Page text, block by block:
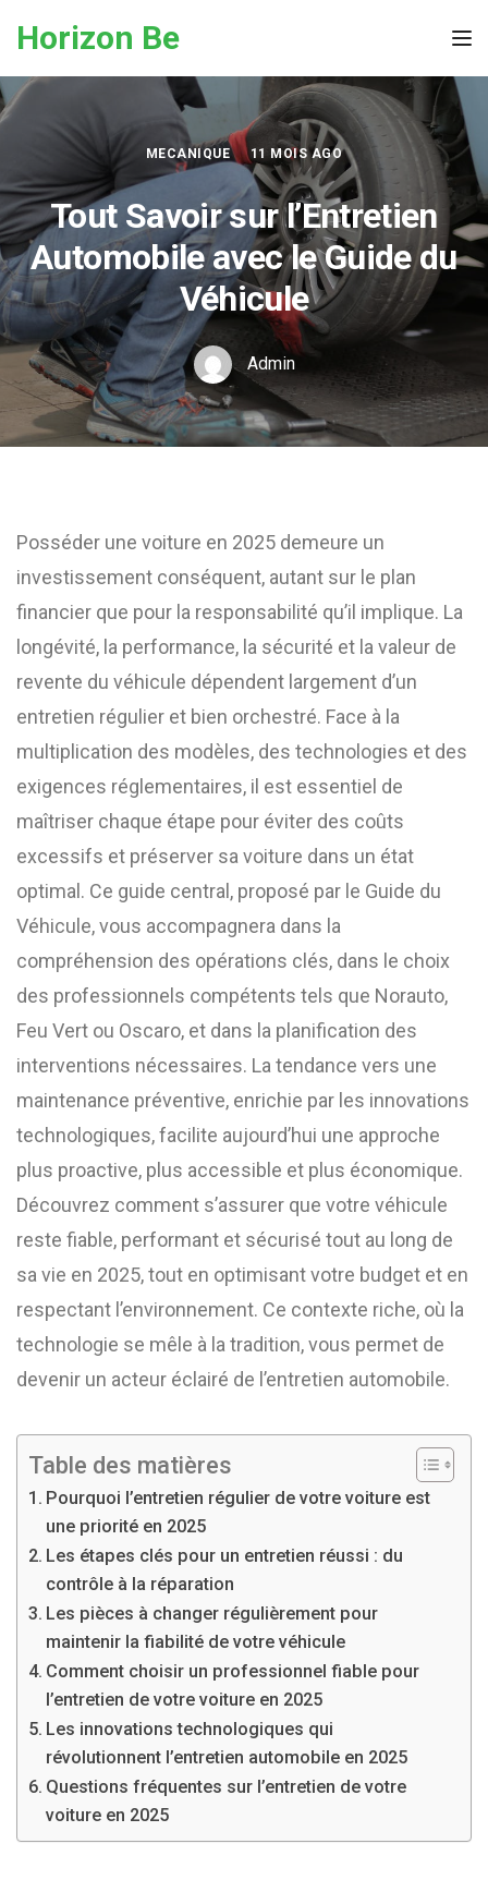
Horizon Be
MECANIQUE 11 MOIS AGO
Tout Savoir sur l’Entretien
Automobile avec le Guide du
Véhicule
Admin
Posséder une voiture en 2025 demeure un
investissement conséquent, autant sur le plan
financier que pour la responsabilité qu’il implique. La
longévité, la performance, la sécurité et la valeur de
revente du véhicule dépendent largement d’un
entretien régulier et bien orchestré. Face à la
multiplication des modèles, des technologies et des
exigences réglementaires, il est essentiel de
maîtriser chaque étape pour éviter des coûts
excessifs et préserver sa voiture dans un état
optimal. Ce guide central, proposé par le Guide du
Véhicule, vous accompagnera dans la
compréhension des opérations clés, dans le choix
des professionnels compétents tels que Norauto,
Feu Vert ou Oscaro, et dans la planification des
interventions nécessaires. La tendance vers une
maintenance préventive, enrichie par les innovations
technologiques, facilite aujourd’hui une approche
plus proactive, plus accessible et plus économique.
Découvrez comment s’assurer que votre véhicule
reste fiable, performant et sécurisé tout au long de
sa vie en 2025, tout en optimisant votre budget et en
respectant l’environnement. Ce contexte riche, où la
technologie se mêle à la tradition, vous permet de
devenir un acteur éclairé de l’entretien automobile.
Table des matières
Pourquoi l’entretien régulier de votre voiture est
une priorité en 2025
Les étapes clés pour un entretien réussi : du
contrôle à la réparation
Les pièces à changer régulièrement pour
maintenir la fiabilité de votre véhicule
Comment choisir un professionnel fiable pour
l’entretien de votre voiture en 2025
Les innovations technologiques qui
révolutionnent l’entretien automobile en 2025
Questions fréquentes sur l’entretien de votre
voiture en 2025